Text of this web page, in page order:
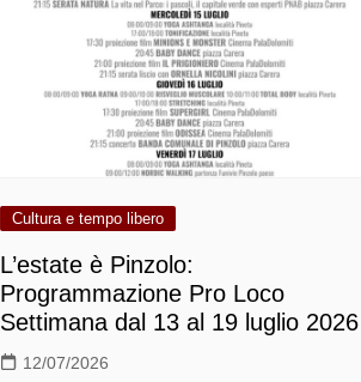
Cultura e tempo libero
L’estate è Pinzolo:
Programmazione Pro Loco
Settimana dal 13 al 19 luglio 2026
12/07/2026